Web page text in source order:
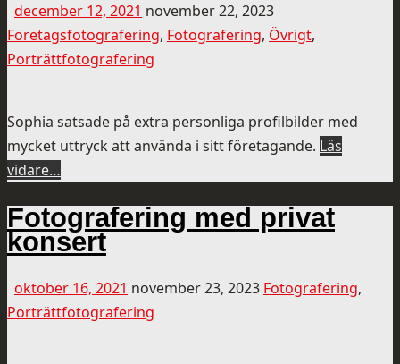
december 12, 2021 november 22, 2023
Företagsfotografering, Fotografering, Övrigt,
Porträttfotografering
Sophia satsade på extra personliga profilbilder med
mycket uttryck att använda i sitt företagande. Läs
vidare…
Fotografering med privat
konsert
oktober 16, 2021 november 23, 2023 Fotografering,
Porträttfotografering